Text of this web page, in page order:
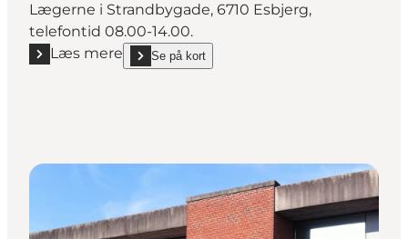
Lægerne i Strandbygade, 6710 Esbjerg,
telefontid 08.00-14.00.
Læs mere
Læs mere "Praktiserende læge i Esbjerg"
Se på kort
show Praktiserende læge i Esbjerg on_map